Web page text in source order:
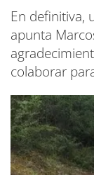
En definitiva,
apunta
colaborar